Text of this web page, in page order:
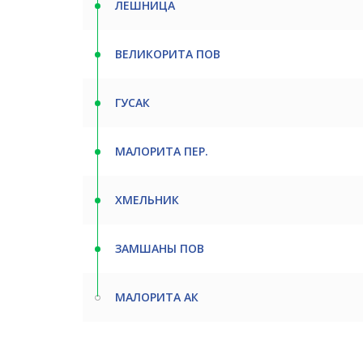
ЛЕШНИЦА
ВЕЛИКОРИТА ПОВ
ГУСАК
МАЛОРИТА ПЕР.
ХМЕЛЬНИК
ЗАМШАНЫ ПОВ
МАЛОРИТА АК